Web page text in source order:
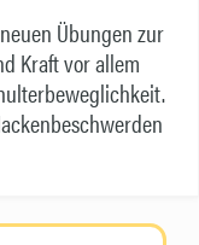
Übungen zur
Kraft vor allem